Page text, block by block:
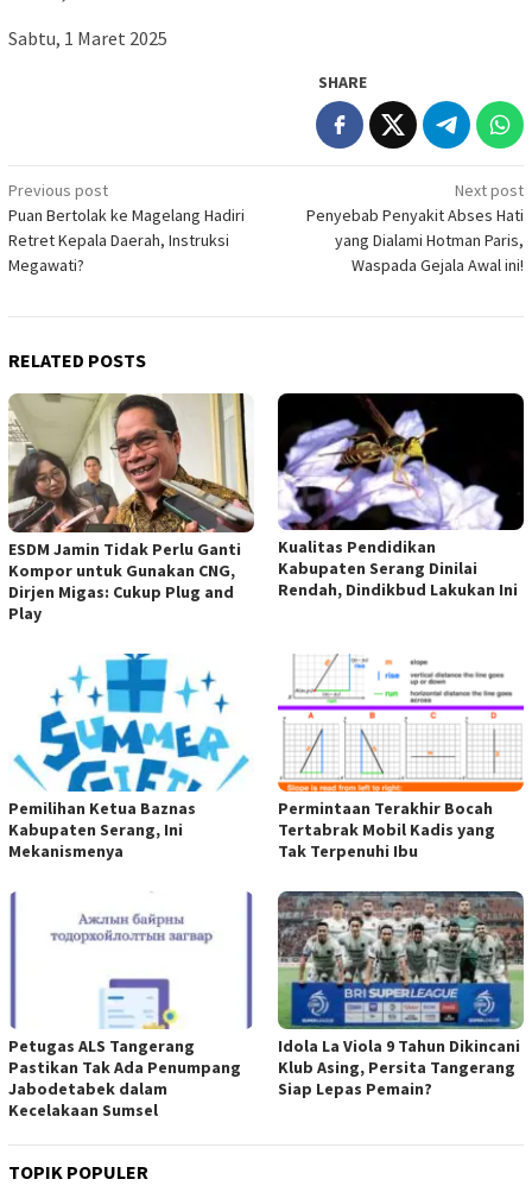
Sabtu, 1 Maret 2025
SHARE
Post
navigation
Previous post
Puan Bertolak ke Magelang Hadiri
Retret Kepala Daerah, Instruksi
Megawati?
Next post
Penyebab Penyakit Abses Hati
yang Dialami Hotman Paris,
Waspada Gejala Awal ini!
RELATED POSTS
ESDM Jamin Tidak Perlu Ganti
Kompor untuk Gunakan CNG,
Dirjen Migas: Cukup Plug and
Play
Kualitas Pendidikan
Kabupaten Serang Dinilai
Rendah, Dindikbud Lakukan Ini
Pemilihan Ketua Baznas
Kabupaten Serang, Ini
Mekanismenya
Permintaan Terakhir Bocah
Tertabrak Mobil Kadis yang
Tak Terpenuhi Ibu
Petugas ALS Tangerang
Pastikan Tak Ada Penumpang
Jabodetabek dalam
Kecelakaan Sumsel
Idola La Viola 9 Tahun Dikincani
Klub Asing, Persita Tangerang
Siap Lepas Pemain?
TOPIK POPULER